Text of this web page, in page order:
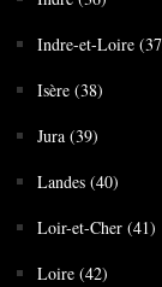
Indre-et-Loire
Isère (38)
Jura (39)
Landes (40)
Loir-et-Cher (41)
Loire (42)